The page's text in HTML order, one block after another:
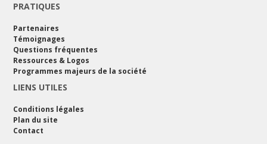
PRATIQUES
Partenaires
Témoignages
Questions fréquentes
Ressources & Logos
Programmes majeurs de la société
LIENS UTILES
Conditions légales
Plan du site
Contact